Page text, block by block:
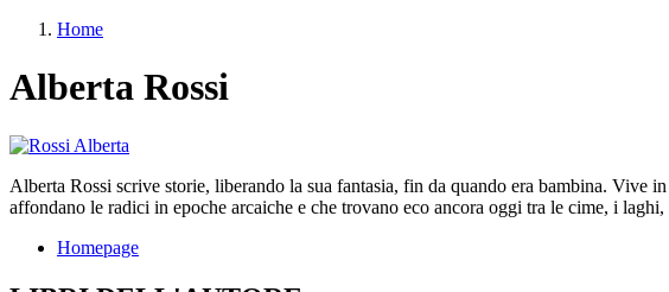
Home
Alberta Rossi
Alberta Rossi scrive storie, liberando la sua fantasia, fin da quando era bambina. Vive
affondano le radici in epoche arcaiche e che trovano eco ancora oggi tra le cime, i
Homepage